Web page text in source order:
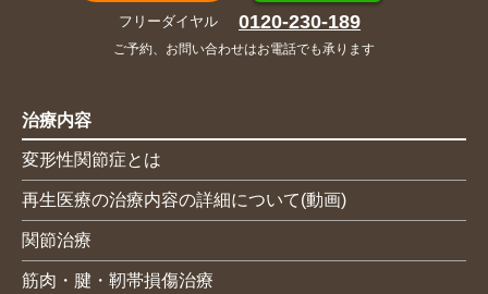
フリーダイヤル 0120-230-189
ご予約、お問い合わせはお電話でも承ります
治療内容
変形性関節症とは
再生医療の治療内容の詳細について(動画)
関節治療
筋肉・腱・靭帯損傷治療